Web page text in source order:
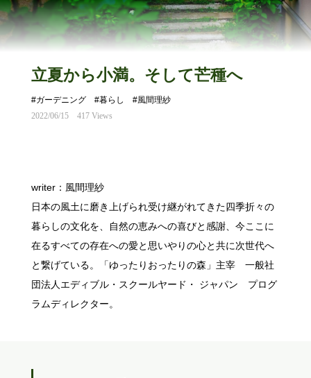
立夏から小満。そして芒種へ
#ガーデニング #暮らし
#風間理紗
2022/06/15
417 Views
writer：風間理紗
日本の風土に磨き上げられ受け継がれてきた四季折々の
暮らしの文化を、自然の恵みへの喜びと感謝、今ここに
在るすべての存在への愛と思いやりの心と共に次世代へ
と繋げている。「ゆったりおったりの森」主宰 一般社
団法人エディブル・スクールヤード・ ジャパン プログ
ラムディレクター。